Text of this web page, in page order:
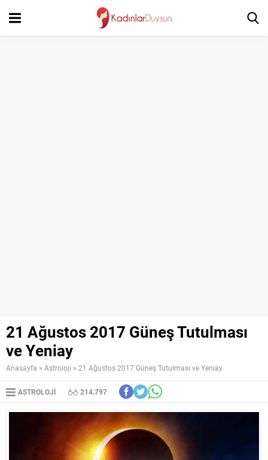
21 Ağustos 2017 Güneş Tutulması
ve Yeniay
Anasayfa » Astroloji » 21 Ağustos 2017 Güneş Tutulması ve Yeniay
ASTROLOJI 214.797